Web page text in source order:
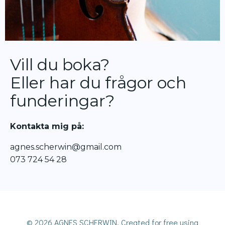
Vill du boka?
Eller har du frågor och
funderingar?
Kontakta mig på:
agnes.scherwin@gmail.com
073 724 54 28
© 2026 AGNES SCHERWIN. Created for free using